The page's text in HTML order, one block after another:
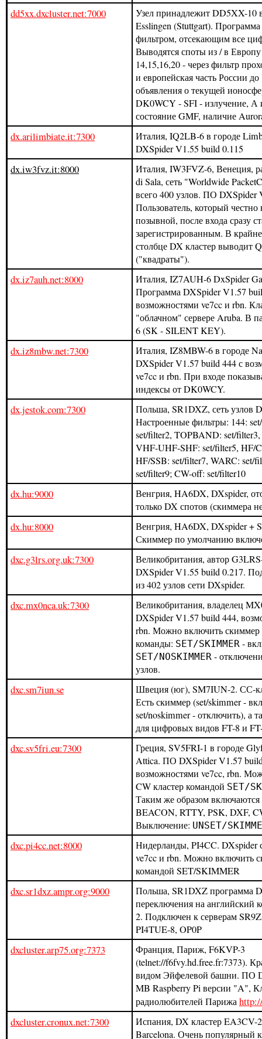
dd5xx.dxcluster.net:7000
Узел принадлежит DD5XX-10
Esslingen (Stuttgart).
фильтром, отсекающим все
Выводятся споты из / в
14,15,16,20 - через фильтр
и европейская часть России
объявления о текущей
DK0WCY - SFI - излучение, А
состояние GMF, наличие
dx.arilimbiate.it:7300
Италия, IQ2LB-6 в городе
DXSpider V1.55 build 0.115
dx.iw3fvz.it:8000
Италия, IW3FVZ-6, Венеция,
di Sala, сеть "Worldwide
всего 400 узлов. ПО DXSpider
Пользователь, который честно
позывной, после входа сразу
зарегистрированным. В
столбце DX кластер выводит
("квадраты").
dx.iz7auh.net:8000
Италия, IZ7AUH-6 DxSpider
Программа DXSpider V1.57
возможностями ve7cc и rbn.
"облачном" сервере Aruba. В
6 (SK - SILENT KEY).
dx.iz8mbw.net:7300
Италия, IZ8MBW-6 в городе
DXSpider V1.57 build 444 с
ve7cc и rbn. При входе
индексы от DK0WCY.
dx.jestok.com:7300
Польша, SR1DXZ, сеть узлов
Настроенные фильтры: 144:
set/filter2, TOPBAND: set/
VHF-UHF-SHF: set/filter5, HF/
HF/SSB: set/filter7, WARC: set/
set/filter9; CW-off: set/filter10
dx.hu:9000
Венгрия, HA6DX, DXspider,
только DX спотов (скиммера
dx.hu:8000
Венгрия, HA6DX, DXspider +
Скиммер по умолчанию
dxc.g3lrs.org.uk:7300
Великобритания, автор
DXSpider V1.55 build 0.217.
из 402 узлов сети DXspider.
dxc.mx0nca.uk:7300
Великобритания, владелец
DXSpider V1.57 build 444,
rbn. Можно включить
команды: SET/SKIMMER -
SET/NOSKIMMER -
узлов.
dxc.sm7iun.se
Швеция (юг), SM7IUN-2. СС-
Есть скиммер (set/skimmer -
set/noskimmer - отключить), а
для цифровых видов FT-8 и
dxc.sv5fri.eu:7300
Греция, SV5FRI-1 в городе
Attica. ПО DXSpider V1.57
возможностями ve7cc, rbn.
CW кластер командой SET/
Таким же образом
BEACON, RTTY, PSK, DXF,
Выключение: UNSET/
dxc.pi4cc.net:8000
Нидерланды, PI4CC. DXspider
ve7cc и rbn. Можно включить
командой SET/SKIMMER
dxc.sr1dxz.ampr.org:9000
Польша, SR1DXZ программа
переключения на английский
2. Подключен к серверам
PI4TUE-8, OP0P
dxcluster.arp75.org:7373
Франция, Париж, F6KVP-3
(telnet://f6fvy.hd.free.fr:7373).
видом Эйфелевой башни. ПО
MB Raspberry Pi версии "A",
радиолюбителей Парижа
dxcluster.cronux.net:7300
Испания, DX кластер EA3CV-
Barcelona. Очень популярный